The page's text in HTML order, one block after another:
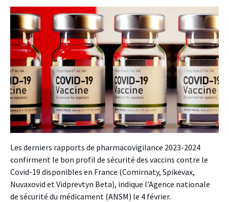
Les derniers rapports de pharmacovigilance 2023-2024
confirment le bon profil de sécurité des vaccins contre le
Covid-19 disponibles en France (Comirnaty, Spikevax,
Nuvaxovid et Vidprevtyn Beta), indique l’Agence nationale
de sécurité du médicament (ANSM) le 4 février.